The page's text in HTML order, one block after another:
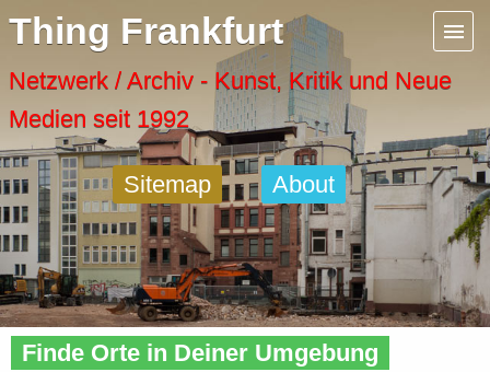
Thing Frankfurt
Netzwerk / Archiv - Kunst, Kritik und Neue
Medien seit 1992
Sitemap About
Home»Frankfurt» Diary
Finde Orte in Deiner Umgebung
Menu
Artspaces
Cool Places
Frankfurt Diary
Activity
Recent Posts